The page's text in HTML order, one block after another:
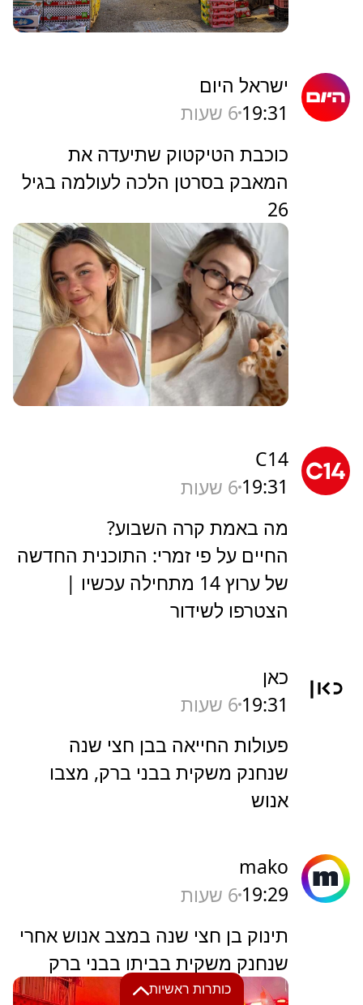
כותרות ראשיות
ישראל היום
19:31 6 שעות
כוכבת הטיקטוק שתיעדה את
המאבק בסרטן הלכה לעולמה בגיל
26
C14
19:31 6 שעות
מה באמת קרה השבוע?
החיים על פי זמרי: התוכנית החדשה
של ערוץ 14 מתחילה עכשיו |
הצטרפו לשידור
כאן
19:31 6 שעות
פעולות החייאה בבן חצי שנה
שנחנק משקית בבני ברק, מצבו
אנוש
mako
19:29 6 שעות
תינוק בן חצי שנה במצב אנוש אחרי
שנחנק משקית בביתו בבני ברק